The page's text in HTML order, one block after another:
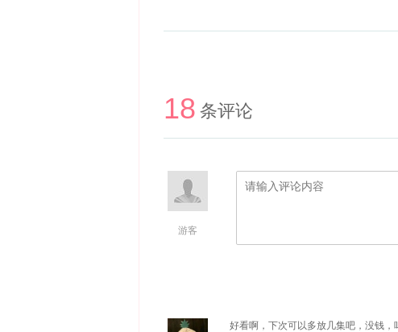
18 条评论
游客
好看啊，下次可以多放几集吧，没钱，